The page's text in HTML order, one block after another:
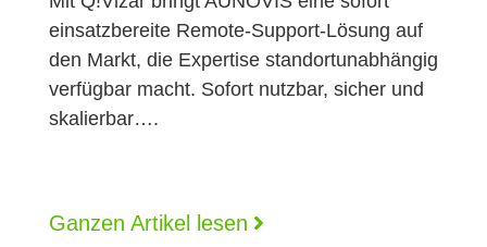
einsatzbereite Remote-Support-Lösung auf
den Markt, die Expertise standortunabhängig
verfügbar macht. Sofort nutzbar, sicher und
skalierbar….
Ganzen Artikel lesen